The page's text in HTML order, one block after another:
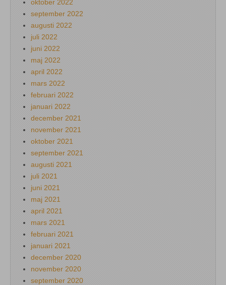
oktober 2022
september 2022
augusti 2022
juli 2022
juni 2022
maj 2022
april 2022
mars 2022
februari 2022
januari 2022
december 2021
november 2021
oktober 2021
september 2021
augusti 2021
juli 2021
juni 2021
maj 2021
april 2021
mars 2021
februari 2021
januari 2021
december 2020
november 2020
september 2020